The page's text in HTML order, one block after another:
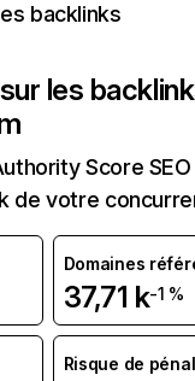
backlinks
les
Score
de votre
Domaines
37,71 k-1 %
Risque de